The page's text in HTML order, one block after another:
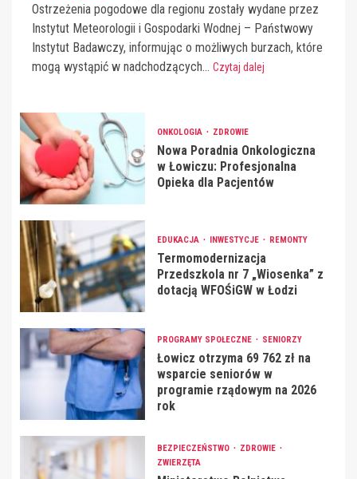
Ostrzeżenia pogodowe dla regionu zostały wydane przez
Instytut Meteorologii i Gospodarki Wodnej – Państwowy
Instytut Badawczy, informując o możliwych burzach, które
mogą wystąpić w nadchodzących... Czytaj dalej
ONKOLOGIA ZDROWIE
Nowa Poradnia Onkologiczna
w Łowiczu: Profesjonalna
Opieka dla Pacjentów
EDUKACJA INWESTYCJE REMONTY
Termomodernizacja
Przedszkola nr 7 „Wiosenka” z
dotacją WFOŚiGW w Łodzi
PROGRAMY SPOŁECZNE SENIORZY
Łowicz otrzyma 69 762 zł na
wsparcie seniorów w
programie rządowym na 2026
rok
BEZPIECZEŃSTWO
ZDROWIE
ZWIERZĘTA